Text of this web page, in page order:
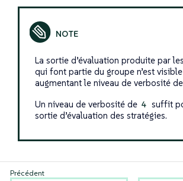
La sortie d’évaluation produite par
qui font partie du groupe n’est visible
augmentant le niveau de verbosité de
Un niveau de verbosité de 4 suffit
sortie d’évaluation des stratégies.